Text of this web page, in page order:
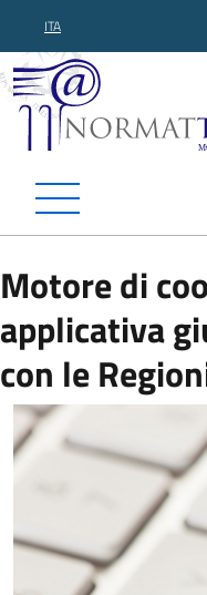
ITA
Motore di
applicativa
con le